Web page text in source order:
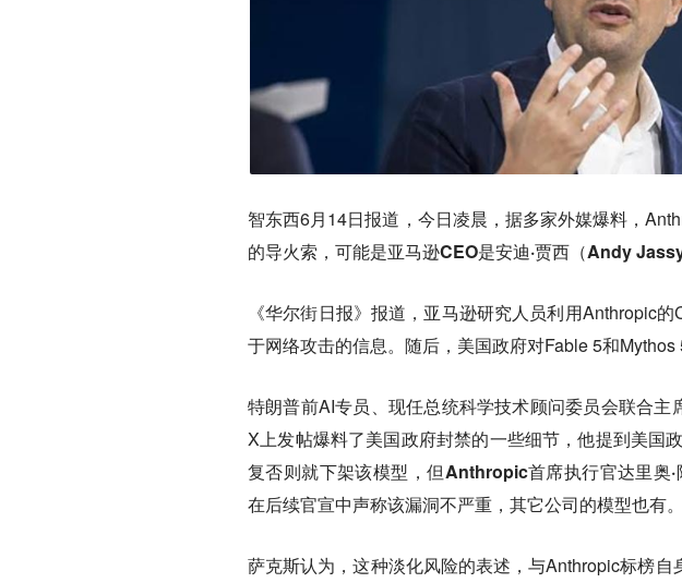
智东西6月14日报道，今日凌晨，据多家外媒爆料，
的导火索，可能是亚马逊CEO是‌安迪·贾西‌（Andy Jassy
《华尔街日报》报道，亚马逊研究人员利用Anthropic
于网络攻击的信息。随后，美国政府对Fable 5和Mythos
特朗普前AI专员、现任总统科学技术顾问委员会联合主
X上发帖爆料了美国政府封禁的一些细节，他提到美国
复否则就下架该模型，但Anthropic首席执行官达里奥
在后续官宣中声称该漏洞不严重，其它公司的模型也有。
萨克斯认为，这种淡化风险的表述，与Anthropic标榜